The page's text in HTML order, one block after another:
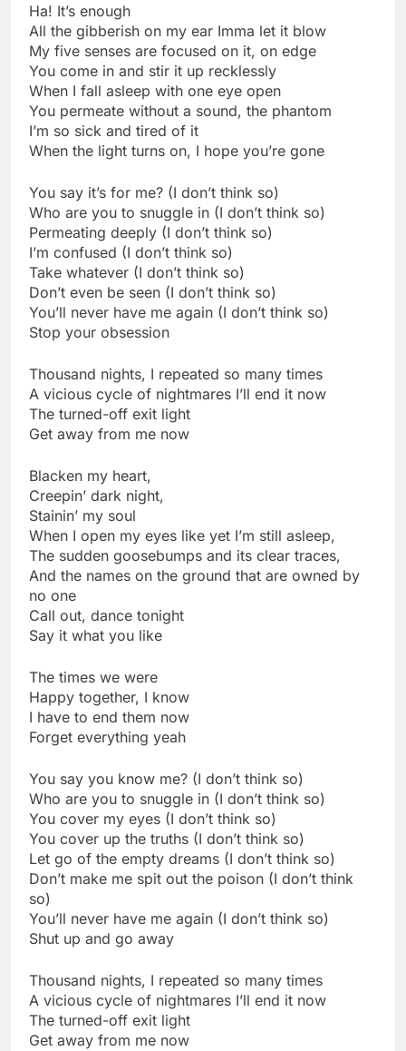
Ha! It’s enough
All the gibberish on my ear Imma let it blow
My five senses are focused on it, on edge
You come in and stir it up recklessly
When I fall asleep with one eye open
You permeate without a sound, the phantom
I’m so sick and tired of it
When the light turns on, I hope you’re gone
You say it’s for me? (I don’t think so)
Who are you to snuggle in (I don’t think so)
Permeating deeply (I don’t think so)
I’m confused (I don’t think so)
Take whatever (I don’t think so)
Don’t even be seen (I don’t think so)
You’ll never have me again (I don’t think so)
Stop your obsession
Thousand nights, I repeated so many times
A vicious cycle of nightmares I’ll end it now
The turned-off exit light
Get away from me now
Blacken my heart,
Creepin’ dark night,
Stainin’ my soul
When I open my eyes like yet I’m still asleep,
The sudden goosebumps and its clear traces,
And the names on the ground that are owned by
no one
Call out, dance tonight
Say it what you like
The times we were
Happy together, I know
I have to end them now
Forget everything yeah
You say you know me? (I don’t think so)
Who are you to snuggle in (I don’t think so)
You cover my eyes (I don’t think so)
You cover up the truths (I don’t think so)
Let go of the empty dreams (I don’t think so)
Don’t make me spit out the poison (I don’t think
so)
You’ll never have me again (I don’t think so)
Shut up and go away
Thousand nights, I repeated so many times
A vicious cycle of nightmares I’ll end it now
The turned-off exit light
Get away from me now